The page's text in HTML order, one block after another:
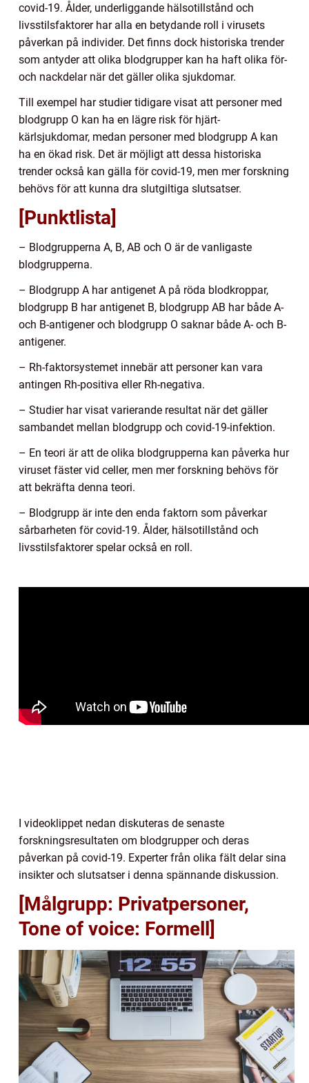
covid-19. Ålder, underliggande hälsotillstånd och
livsstilsfaktorer har alla en betydande roll i virusets
påverkan på individer. Det finns dock historiska trender
som antyder att olika blodgrupper kan ha haft olika för-
och nackdelar när det gäller olika sjukdomar.
Till exempel har studier tidigare visat att personer med
blodgrupp O kan ha en lägre risk för hjärt-
kärlsjukdomar, medan personer med blodgrupp A kan
ha en ökad risk. Det är möjligt att dessa historiska
trender också kan gälla för covid-19, men mer forskning
behövs för att kunna dra slutgiltiga slutsatser.
[Punktlista]
– Blodgrupperna A, B, AB och O är de vanligaste
blodgrupperna.
– Blodgrupp A har antigenet A på röda blodkroppar,
blodgrupp B har antigenet B, blodgrupp AB har både A-
och B-antigener och blodgrupp O saknar både A- och B-
antigener.
– Rh-faktorsystemet innebär att personer kan vara
antingen Rh-positiva eller Rh-negativa.
– Studier har visat varierande resultat när det gäller
sambandet mellan blodgrupp och covid-19-infektion.
– En teori är att de olika blodgrupperna kan påverka hur
viruset fäster vid celler, men mer forskning behövs för
att bekräfta denna teori.
– Blodgrupp är inte den enda faktorn som påverkar
sårbarheten för covid-19. Ålder, hälsotillstånd och
livsstilsfaktorer spelar också en roll.
I videoklippet nedan diskuteras de senaste
forskningsresultaten om blodgrupper och deras
påverkan på covid-19. Experter från olika fält delar sina
insikter och slutsatser i denna spännande diskussion.
[Målgrupp: Privatpersoner,
Tone of voice: Formell]